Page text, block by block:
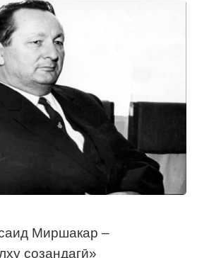
Миршакар –
созандагӣ»